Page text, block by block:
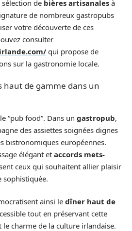
de bières artisanales à
de nombreux gastropubs
votre découverte de ces
consulter
qui propose de
sur la gastronomie locale.
haut de gamme dans un
“pub food”. Dans un gastropub,
des assiettes soignées dignes
bistronomiques européennes.
élégant et accords mets-
ceux qui souhaitent allier plaisir
sophistiquée.
ainsi le dîner haut de
tout en préservant cette
charme de la culture irlandaise.